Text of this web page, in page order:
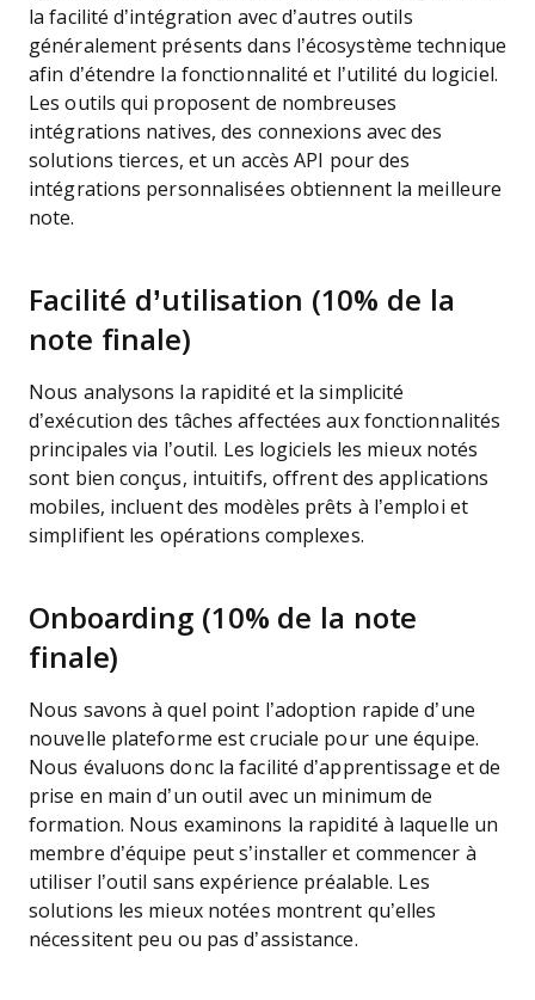
la facilité d’intégration avec d’autres outils
généralement présents dans l’écosystème technique
afin d’étendre la fonctionnalité et l’utilité du logiciel.
Les outils qui proposent de nombreuses
intégrations natives, des connexions avec des
solutions tierces, et un accès API pour des
intégrations personnalisées obtiennent la meilleure
note.
Facilité d’utilisation (10% de la
note finale)
Nous analysons la rapidité et la simplicité
d’exécution des tâches affectées aux fonctionnalités
principales via l’outil. Les logiciels les mieux notés
sont bien conçus, intuitifs, offrent des applications
mobiles, incluent des modèles prêts à l’emploi et
simplifient les opérations complexes.
Onboarding (10% de la note
finale)
Nous savons à quel point l’adoption rapide d’une
nouvelle plateforme est cruciale pour une équipe.
Nous évaluons donc la facilité d’apprentissage et de
prise en main d’un outil avec un minimum de
formation. Nous examinons la rapidité à laquelle un
membre d’équipe peut s’installer et commencer à
utiliser l’outil sans expérience préalable. Les
solutions les mieux notées montrent qu’elles
nécessitent peu ou pas d’assistance.